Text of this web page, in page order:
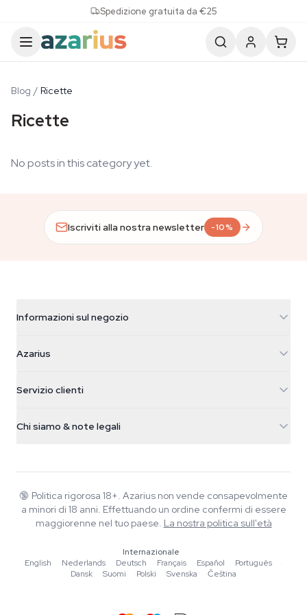
Spedizione gratuita da €25
Blog / Ricette
Ricette
No posts in this category yet.
Iscriviti alla nostra newsletter -10%
Informazioni sul negozio
Galvaniweg 11
Nederland
+31(0)204897914
Azarius
Smokeshop
Servizio clienti
FAQ
Informativa sulla privacy
Chi siamo & note legali
Wiki
Blog
Musica
Linee guida editoriali
Strumenti e Calcolatori
🔞 Politica rigorosa 18+. Azarius non vende consapevolmente
a minori di 18 anni. Effettuando un ordine confermi di essere
maggiorenne nel tuo paese. La nostra politica sull'età
Internazionale
English
·Nederlands ·Deutsch ·Français ·Español ·Português
·
Dansk
·Suomi ·Polski ·Svenska ·Čeština